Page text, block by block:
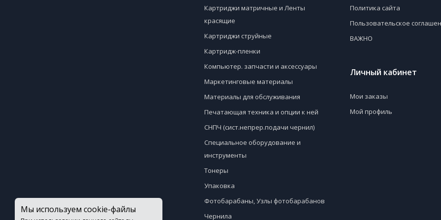
Картриджи матричные и Ленты
красящие
Картриджи струйные
Картридж-пленки
Компьютер. запчасти и аксессуары
Маркетинговые материалы
Материалы для обслуживания
Печатающая техника и опции к ней
СНПЧ (сист.непрер.подачи чернил)
Специальное оборудование и
инструменты
Тонеры
Упаковка
Фотобарабаны, Узлы фотобарабанов
Чернила
Политика сайта
Пользовательское
ВАЖНО
Личный кабинет
Мои заказы
Мой профиль
Мы используем cookie-файлы